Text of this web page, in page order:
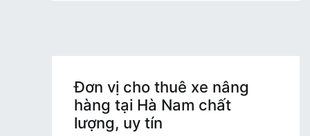
Đơn vị cho thuê xe nâng
hàng tại Hà Nam chất
lượng, uy tín